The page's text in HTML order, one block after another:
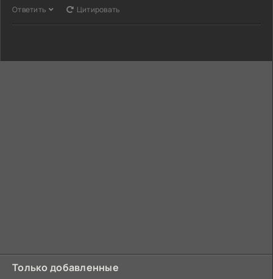
Ответить Цитировать
Только добавленные